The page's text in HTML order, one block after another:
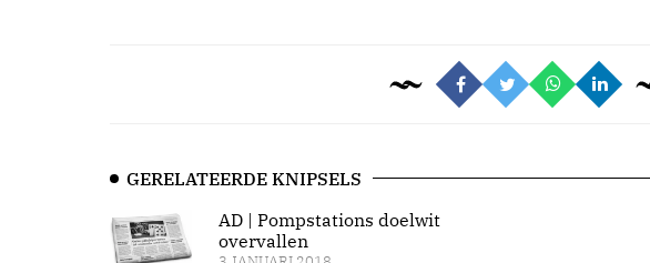
GERELATEERDE KNIPSELS
AD | Pompstations doelwit
overvallen